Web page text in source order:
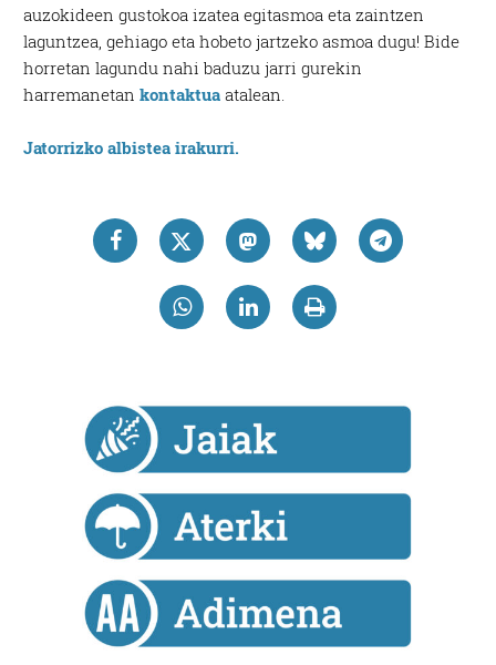
auzokideen gustokoa izatea egitasmoa eta zaintzen
laguntzea, gehiago eta hobeto jartzeko asmoa dugu! Bide
horretan lagundu nahi baduzu jarri gurekin
harremanetankontaktua atalean.
Jatorrizko albistea irakurri.